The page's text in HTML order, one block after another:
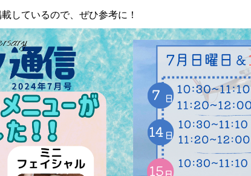
しているので、ぜひ参考に！